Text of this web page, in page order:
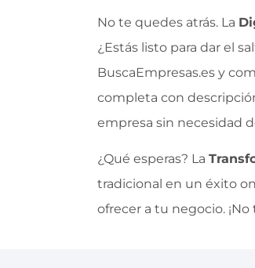
No te quedes atrás. La
¿Estás listo para dar el
BuscaEmpresas.es y
completa con
empresa sin necesidad
¿Qué esperas? La
tradicional en un éxito
ofrecer a tu negocio.